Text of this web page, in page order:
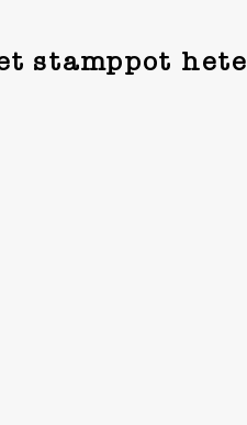
stamppot hete